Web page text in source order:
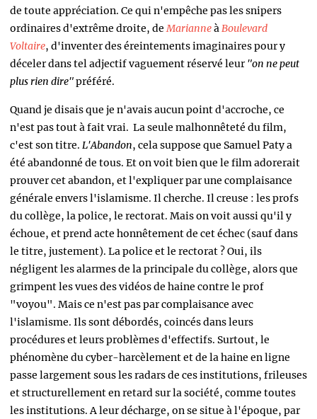
de toute appréciation. Ce qui n'empêche pas les snipers
ordinaires d'extrême droite, deMarianneàBoulevard
Voltaire, d'inventer des éreintements imaginaires pour y
déceler dans tel adjectif vaguement réservé leur"on ne peut
plus rien dire"préféré.
Quand je disais que je n'avais aucun point d'accroche, ce
n'est pas tout à fait vrai. La seule malhonnêteté du film,
c'est son titre. L'Abandon, cela suppose que Samuel Paty a
été abandonné de tous. Et on voit bien que le film adorerait
prouver cet abandon, et l'expliquer par une complaisance
générale envers l'islamisme. Il cherche. Il creuse : les profs
du collège, la police, le rectorat. Mais on voit aussi qu'il y
échoue, et prend acte honnêtement de cet échec (sauf dans
le titre, justement). La police et le rectorat ? Oui, ils
négligent les alarmes de la principale du collège, alors que
grimpent les vues des vidéos de haine contre le prof
"voyou". Mais ce n'est pas par complaisance avec
l'islamisme. Ils sont débordés, coincés dans leurs
procédures et leurs problèmes d'effectifs. Surtout, le
phénomène du cyber-harcèlement et de la haine en ligne
passe largement sous les radars de ces institutions, frileuses
et structurellement en retard sur la société, comme toutes
les institutions. A leur décharge, on se situe à l'époque, par